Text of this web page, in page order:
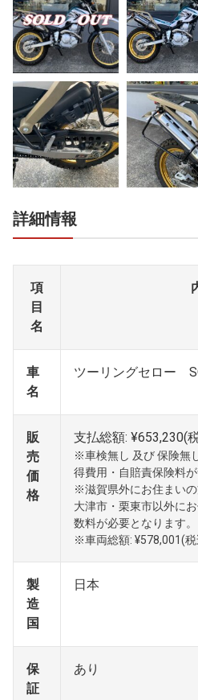
詳細情報
項
目
名
車
名
ツーリングセロー
販
売
価
格
支払総額: ¥653,230(
※車検無し 及び 保険無
得費用・自賠責保険料が
※滋賀県外にお住まい
大津市・栗東市以外に
数料が必要となります。
※車両総額: ¥578,001(税
製
造
国
日本
保
証
あり